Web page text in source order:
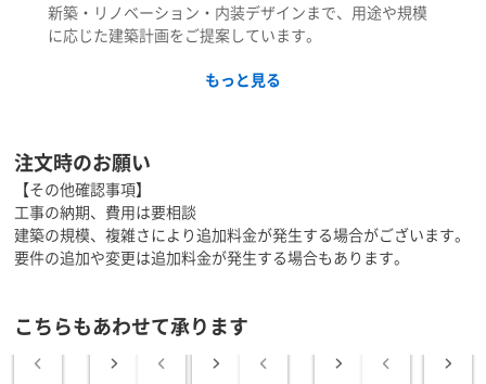
新築・リノベーション・内装デザインまで、用途や規模
に応じた建築計画をご提案しています。
設計だけでなく、工事見積もりの精査・信頼できる施工
いただける体制を整えています。
【3つのデザインテーマ】
■ 来店動機を高める店舗設計
■ ブランドを体現する内装デザイン
もっと見る
注文時のお願い
【その他確認事項】
工事の納期、費用は要相談
建築の規模、複雑さにより追加料金が発生する場合がございます。
要件の追加や変更は追加料金が発生する場合もあります。
こちらもあわせて承ります